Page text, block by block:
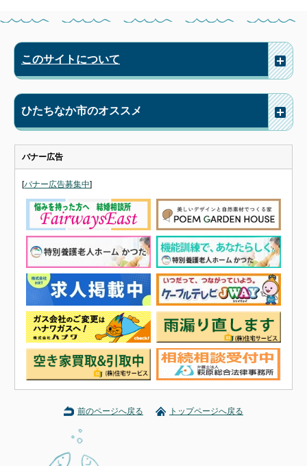
このサイトについて
ひたちなか市のオススメ
バナー広告
[バナー広告募集中]
前のページへ戻る トップページへ戻る